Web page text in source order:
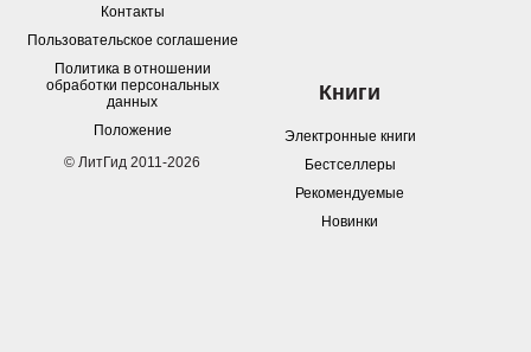
Контакты
Пользовательское соглашение
Политика в отношении
обработки персональных
данных
Положение
© ЛитГид 2011-2026
Книги
Электронные книги
Бестселлеры
Рекомендуемые
Новинки